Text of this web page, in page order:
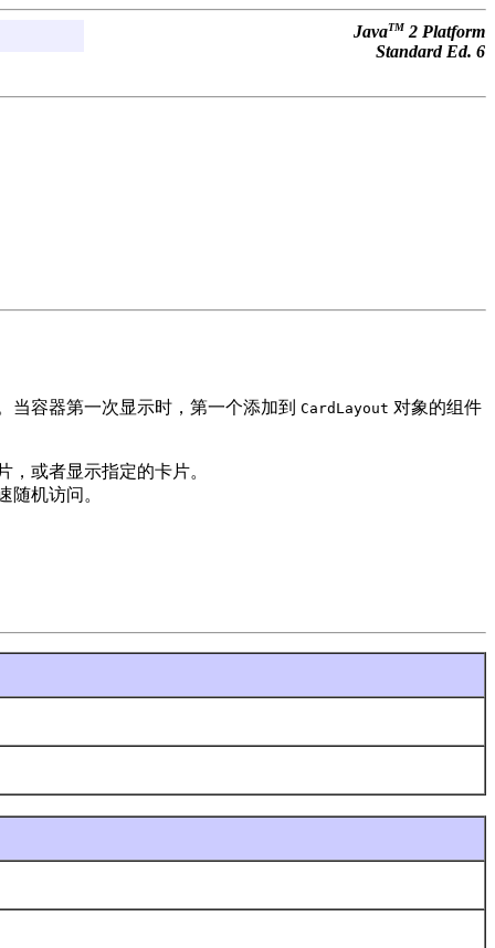
JavaTM 2 Platform
Standard Ed. 6
容器第一次显示时，第一个添加到 CardLayout 对象的组件
或者显示指定的卡片。
机访问。